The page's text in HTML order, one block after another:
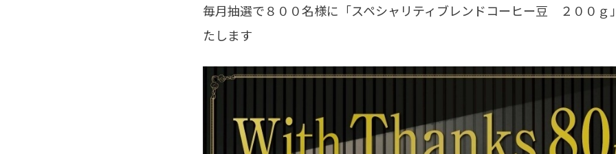
毎月抽選で８００名様に「スペシャリティブレンドコーヒー豆 ２００ｇ
たします